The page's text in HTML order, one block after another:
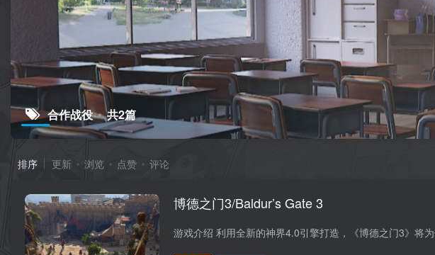
合作战役 共2篇
排序 更新 浏览 点赞 评论
博德之门3/Baldur’s Gate 3